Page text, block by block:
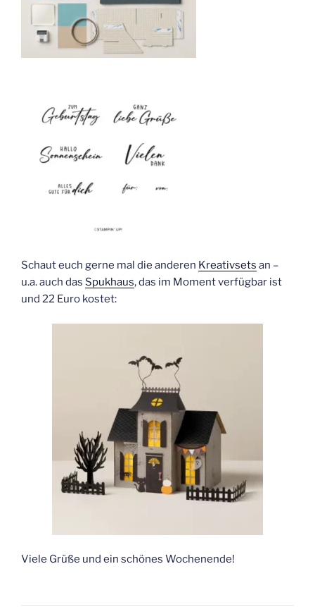
Schaut euch gerne mal die anderen Kreativsets an –
u.a. auch das Spukhaus, das im Moment verfügbar ist
und 22 Euro kostet:
Viele Grüße und ein schönes Wochenende!